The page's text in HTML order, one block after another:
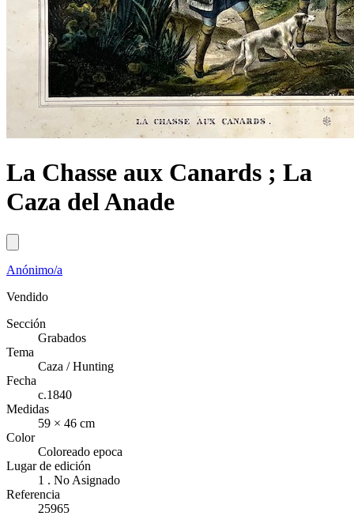
La Chasse aux Canards ; La
Caza del Anade
Anónimo/a
Vendido
Sección
Grabados
Tema
Caza / Hunting
Fecha
c.1840
Medidas
59 × 46 cm
Color
Coloreado epoca
Lugar de edición
1 . No Asignado
Referencia
25965